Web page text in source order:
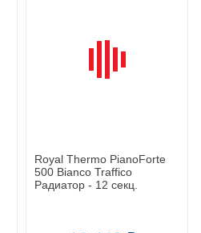
Royal Thermo PianoForte
500 Bianco Traffico
Радиатор - 12 секц.